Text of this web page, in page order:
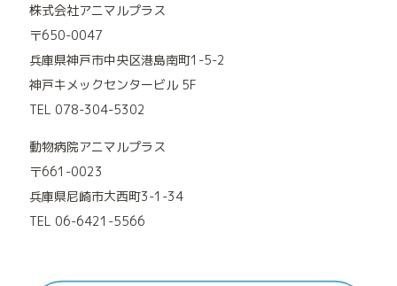
株式会社アニマルプラス
〒650-0047
兵庫県神戸市中央区港島南町1-5-2
神戸キメックセンタービル 5F
TEL 078-304-5302
動物病院アニマルプラス
〒661-0023
兵庫県尼崎市大西町3-1-34
TEL 06-6421-5566